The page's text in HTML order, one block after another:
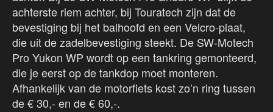
achterste riem achter, bij Touratech zijn dat de
bevestiging bij het balhoofd en een Velcro-plaat,
die uit de zadelbevestiging steekt. De SW-Motech
Pro Yukon WP wordt op een tankring gemonteerd,
die je eerst op de tankdop moet monteren.
Afhankelijk van de motorfiets kost zo’n ring tussen
de € 30,- en de € 60,-.